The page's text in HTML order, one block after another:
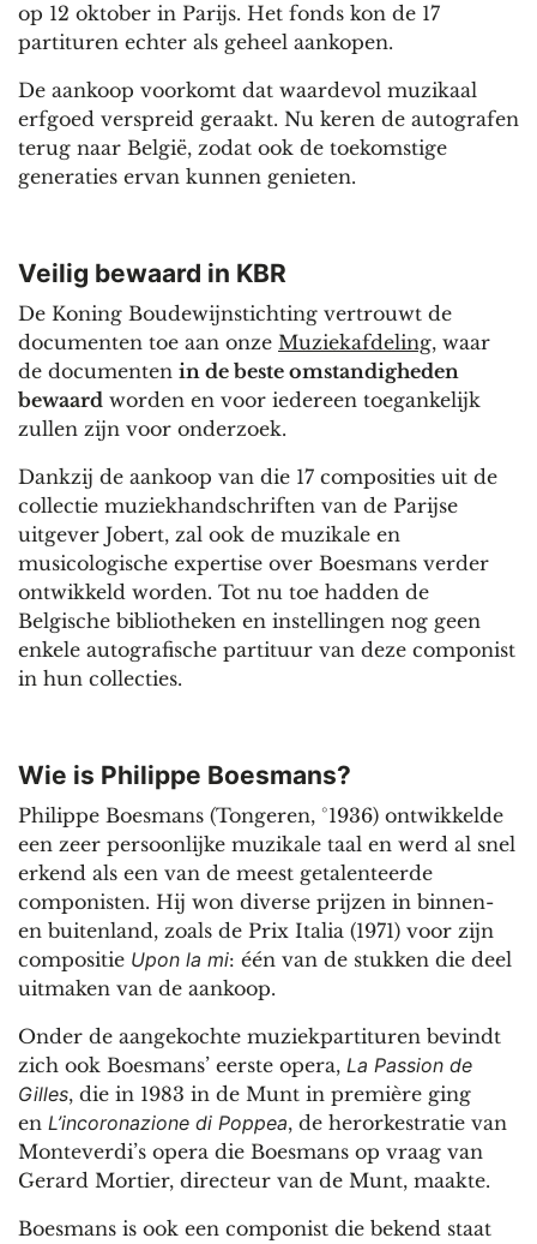
op 12 oktober in Parijs. Het fonds kon de 17
partituren echter als geheel aankopen.
De aankoop voorkomt dat waardevol muzikaal
erfgoed verspreid geraakt. Nu keren de autografen
terug naar België, zodat ook de toekomstige
generaties ervan kunnen genieten.
Veilig bewaard in KBR
De Koning Boudewijnstichting vertrouwt de
documenten toe aan onze Muziekafdeling, waar
de documenten in de beste omstandigheden
bewaard worden en voor iedereen toegankelijk
zullen zijn voor onderzoek.
Dankzij de aankoop van die 17 composities uit de
collectie muziekhandschriften van de Parijse
uitgever Jobert, zal ook de muzikale en
musicologische expertise over Boesmans verder
ontwikkeld worden. Tot nu toe hadden de
Belgische bibliotheken en instellingen nog geen
enkele autografische partituur van deze componist
in hun collecties.
Wie is Philippe Boesmans?
Philippe Boesmans (Tongeren, °1936) ontwikkelde
een zeer persoonlijke muzikale taal en werd al snel
erkend als een van de meest getalenteerde
componisten. Hij won diverse prijzen in binnen-
en buitenland, zoals de Prix Italia (1971) voor zijn
compositie Upon la mi: één van de stukken die deel
uitmaken van de aankoop.
Onder de aangekochte muziekpartituren bevindt
zich ook Boesmans’ eerste opera, La Passion de
Gilles, die in 1983 in de Munt in première ging
en L’incoronazione di Poppea, de herorkestratie van
Monteverdi’s opera die Boesmans op vraag van
Gerard Mortier, directeur van de Munt, maakte.
Boesmans is ook een componist die bekend staat